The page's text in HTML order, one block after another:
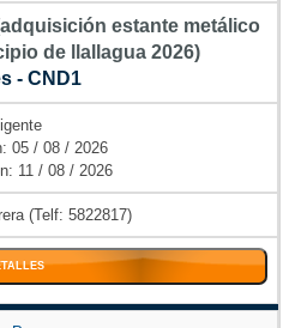
estante metálico
de llallagua 2026)
- CND1
05 / 08 / 2026
11 / 08 / 2026
(Telf: 5822817)